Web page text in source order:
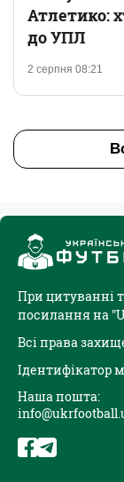
2 серпня 08:21
Атлетико:
до УПЛ
При цитуванні
посилання на
Всі права
Ідентифікатор
Наша пошта: